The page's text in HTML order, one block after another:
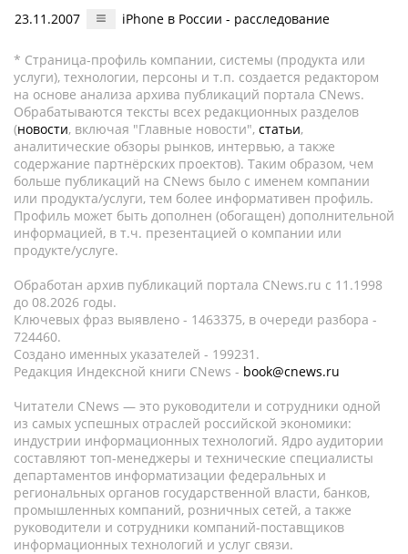
23.11.2007 iPhone в России - расследование
* Страница-профиль компании, системы (продукта или
услуги), технологии, персоны и т.п. создается редактором
на основе анализа архива публикаций портала CNews.
Обрабатываются тексты всех редакционных разделов
(новости, включая "Главные новости", статьи,
аналитические обзоры рынков, интервью, а также
содержание партнёрских проектов). Таким образом, чем
больше публикаций на CNews было с именем компании
или продукта/услуги, тем более информативен профиль.
Профиль может быть дополнен (обогащен) дополнительной
информацией, в т.ч. презентацией о компании или
продукте/услуге.
Обработан архив публикаций портала CNews.ru c 11.1998
до 08.2026 годы.
Ключевых фраз выявлено - 1463375, в очереди разбора -
724460.
Создано именных указателей - 199231.
Редакция Индексной книги CNews - book@cnews.ru
Читатели CNews — это руководители и сотрудники одной
из самых успешных отраслей российской экономики:
индустрии информационных технологий. Ядро аудитории
составляют топ-менеджеры и технические специалисты
департаментов информатизации федеральных и
региональных органов государственной власти, банков,
промышленных компаний, розничных сетей, а также
руководители и сотрудники компаний-поставщиков
информационных технологий и услуг связи.